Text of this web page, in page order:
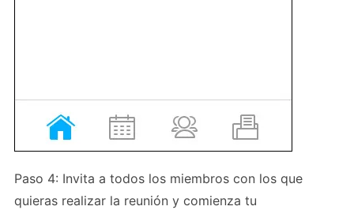
Paso 4: Invita a todos los miembros con los que
quieras realizar la reunión y comienza tu